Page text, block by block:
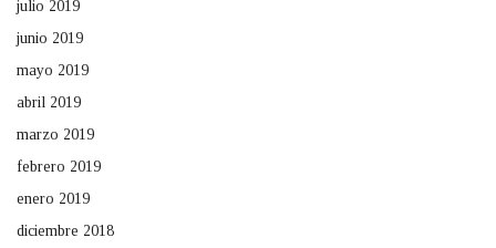
julio 2019
junio 2019
mayo 2019
abril 2019
marzo 2019
febrero 2019
enero 2019
diciembre 2018